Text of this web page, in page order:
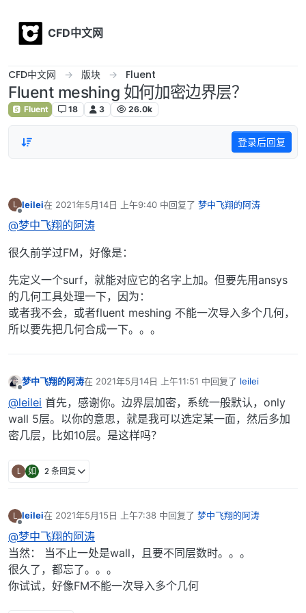
CFD中文网
CFD中文网 版块 Fluent
Fluent meshing 如何加密边界层？
Fluent 18 3 26.0k
登录后回复
L
离线
leilei在 2021年5月14日 上午9:40 中回复了 梦中飞翔的阿涛
最后由 编辑
@梦中飞翔的阿涛
很久前学过FM，好像是：
先定义一个surf，就能对应它的名字上加。但要先用ansys
的几何工具处理一下，因为：
或者我不会，或者fluent meshing 不能一次导入多个几何，
所以要先把几何合成一下。。。
梦中飞翔的阿涛在 2021年5月14日 上午11:51 中回复了 leilei
最后由 编辑
@leilei 首先，感谢你。边界层加密，系统一般默认，only
wall 5层。以你的意思，就是我可以选定某一面，然后多加
密几层，比如10层。是这样吗？
L 如 2 条回复
L leilei在 2021年5月15日 上午7:38 中回复了 梦中飞翔的阿涛
最后由 编辑
@梦中飞翔的阿涛
当然： 当不止一处是wall，且要不同层数时。。。
很久了，都忘了。。。
你试试，好像FM不能一次导入多个几何